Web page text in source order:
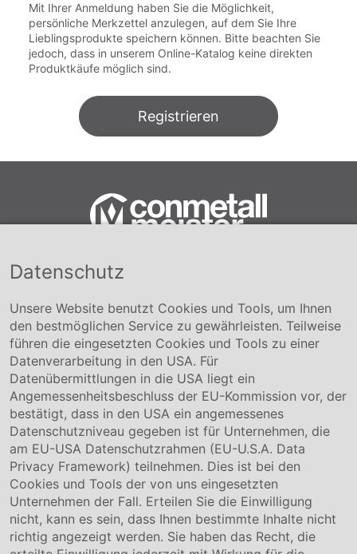
Mit Ihrer Anmeldung haben Sie die Möglichkeit,
persönliche Merkzettel anzulegen, auf dem Sie Ihre
Lieblingsprodukte speichern können. Bitte beachten Sie
jedoch, dass in unserem Online-Katalog keine direkten
Produktkäufe möglich sind.
Registrieren
Conmetall Meister GmbH
+49 5141-180
info@conmetallmeister.de
www.conmetallmeister.de
Unternehmen
Über uns
Compliance
Hinweisgebersystem
Karriere
Service & Kontakt
Kontakt
Downloads
Garantiebedingungen
Datenschutz
Unsere Website benutzt Cookies und Tools, um Ihnen
den bestmöglichen Service zu gewährleisten. Teilweise
führen die eingesetzten Cookies und Tools zu einer
Datenverarbeitung in den USA. Für
Datenübermittlungen in die USA liegt ein
Angemessenheitsbeschluss der EU-Kommission vor, der
bestätigt, dass in den USA ein angemessenes
Datenschutzniveau gegeben ist für Unternehmen, die
am EU-USA Datenschutzrahmen (EU-U.S.A. Data
Privacy Framework) teilnehmen. Dies ist bei den
Cookies und Tools der von uns eingesetzten
Unternehmen der Fall. Erteilen Sie die Einwilligung
nicht, kann es sein, dass Ihnen bestimmte Inhalte nicht
richtig angezeigt werden. Sie haben das Recht, die